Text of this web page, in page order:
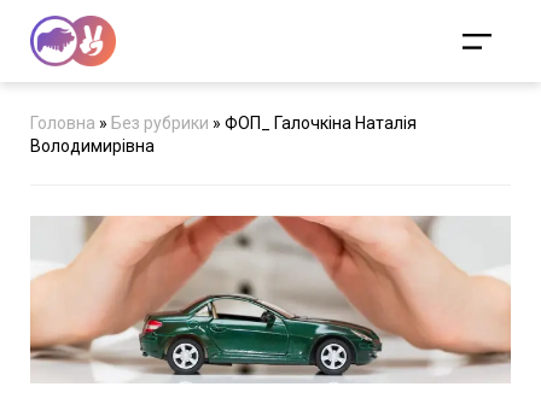
Головна » Без рубрики » ФОП_ Галочкіна Наталія
Володимирівна